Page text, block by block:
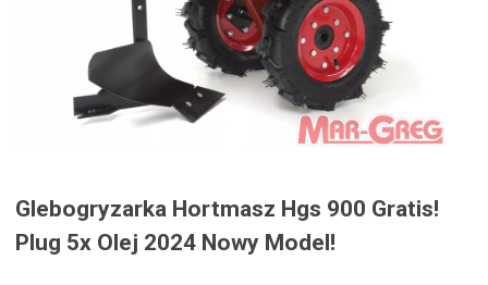
Glebogryzarka Hortmasz Hgs 900 Gratis!
Plug 5x Olej 2024 Nowy Model!